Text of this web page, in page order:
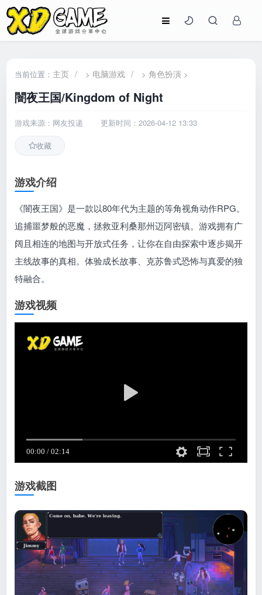
当前位置： 主页 / > 电脑游戏 / >角色扮演 >
闇夜王国/Kingdom of Night
游戏来源：网友投递 更新时间：2026-04-12 13:33
收藏
游戏介绍
《闇夜王国》是一款以80年代为主题的等角视角动作RPG。
追捕噩梦般的恶魔，拯救亚利桑那州迈阿密镇。游戏拥有广
阔且相连的地图与开放式任务，让你在自由探索中逐步揭开
主线故事的真相。体验成长故事、克苏鲁式恐怖与真爱的独
特融合。
游戏视频
游戏截图